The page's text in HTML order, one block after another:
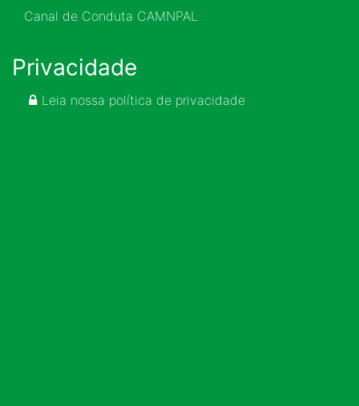
Canal de Conduta CAMNPAL
Privacidade
Leia nossa política de privacidade